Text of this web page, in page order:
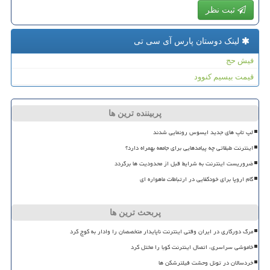
ثبت نظر
لینک دوستان پارس آی سی تی
فیش حج
قیمت بیسیم کنوود
پربیننده ترین ها
لپ تاپ های جدید ایسوس رونمایی شدند
اینترنت طبقاتی چه پیامدهایی برای جامعه بهمراه دارد؟
ضروریست اینترنت به شرایط قبل از محدودیت ها برگردد
گام اروپا برای خودکفایی در ارتباطات ماهواره ای
پربحث ترین ها
مرگ دورکاری در ایران وقتی اینترنت ناپایدار متخصصان را وادار به کوچ کرد
خاموشی سراسری، اتصال اینترنت کوبا را مختل کرد
خردسالان در تونل وحشت فیلترشکن ها